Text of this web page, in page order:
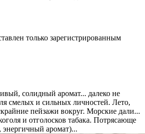
только зарегистрированным
солидный аромат... далеко не
смелых и сильных личностей. Лето,
пейзажи вокруг. Морские дали...
и отголосков табака. Потрясающе
аромат)...